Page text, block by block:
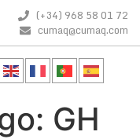
(+34) 968 58 01 72
cumaq@cumaq.com
GH